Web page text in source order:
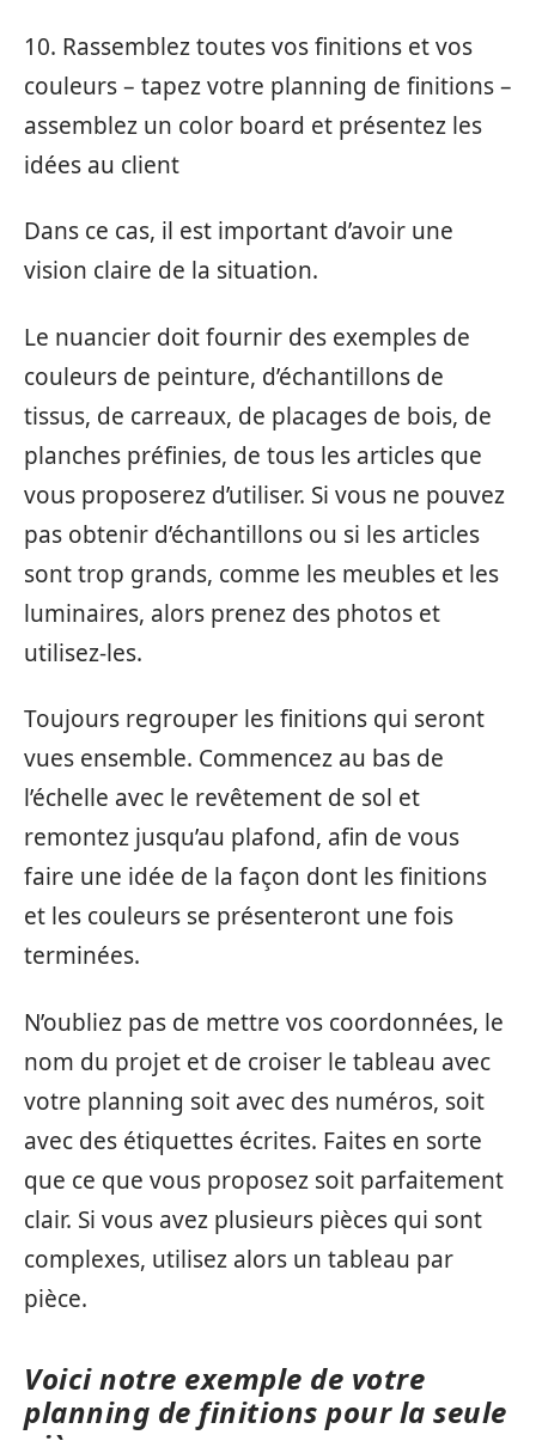
10. Rassemblez toutes vos finitions et vos
couleurs – tapez votre planning de finitions –
assemblez un color board et présentez les
idées au client
Dans ce cas, il est important d’avoir une
vision claire de la situation.
Le nuancier doit fournir des exemples de
couleurs de peinture, d’échantillons de
tissus, de carreaux, de placages de bois, de
planches préfinies, de tous les articles que
vous proposerez d’utiliser. Si vous ne pouvez
pas obtenir d’échantillons ou si les articles
sont trop grands, comme les meubles et les
luminaires, alors prenez des photos et
utilisez-les.
Toujours regrouper les finitions qui seront
vues ensemble. Commencez au bas de
l’échelle avec le revêtement de sol et
remontez jusqu’au plafond, afin de vous
faire une idée de la façon dont les finitions
et les couleurs se présenteront une fois
terminées.
N’oubliez pas de mettre vos coordonnées, le
nom du projet et de croiser le tableau avec
votre planning soit avec des numéros, soit
avec des étiquettes écrites. Faites en sorte
que ce que vous proposez soit parfaitement
clair. Si vous avez plusieurs pièces qui sont
complexes, utilisez alors un tableau par
pièce.
Voici notre exemple de votre
planning de finitions pour la seule